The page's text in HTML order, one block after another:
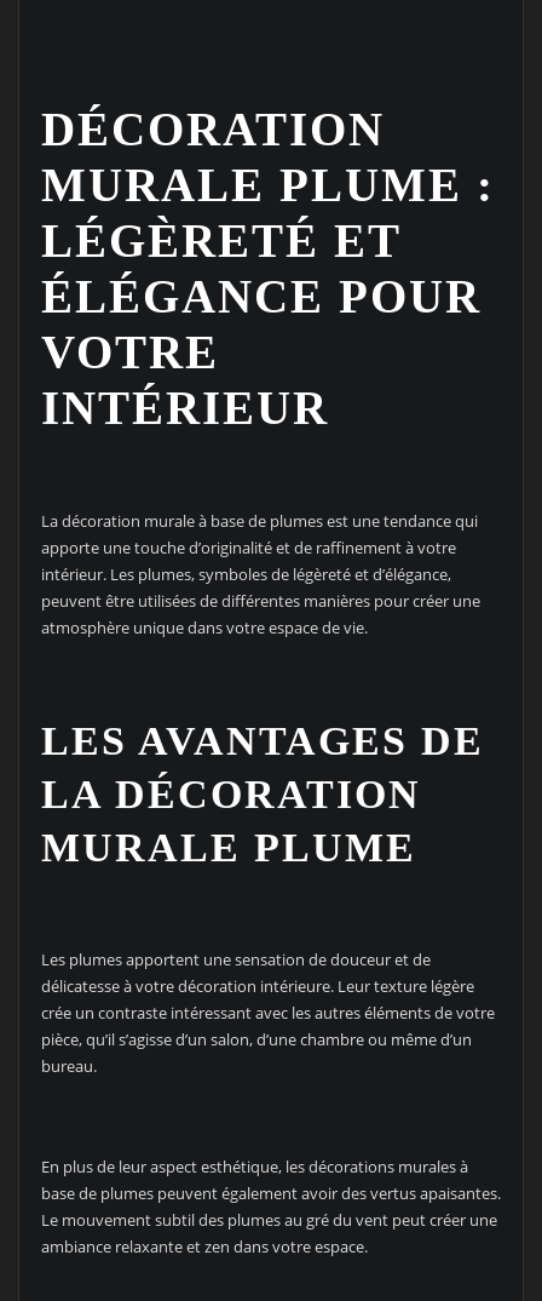
DÉCORATION
MURALE PLUME :
LÉGÈRETÉ ET
ÉLÉGANCE POUR
VOTRE
INTÉRIEUR
La décoration murale à base de plumes est une tendance qui
apporte une touche d’originalité et de raffinement à votre
intérieur. Les plumes, symboles de légèreté et d’élégance,
peuvent être utilisées de différentes manières pour créer une
atmosphère unique dans votre espace de vie.
LES AVANTAGES DE
LA DÉCORATION
MURALE PLUME
Les plumes apportent une sensation de douceur et de
délicatesse à votre décoration intérieure. Leur texture légère
crée un contraste intéressant avec les autres éléments de votre
pièce, qu’il s’agisse d’un salon, d’une chambre ou même d’un
bureau.
En plus de leur aspect esthétique, les décorations murales à
base de plumes peuvent également avoir des vertus apaisantes.
Le mouvement subtil des plumes au gré du vent peut créer une
ambiance relaxante et zen dans votre espace.